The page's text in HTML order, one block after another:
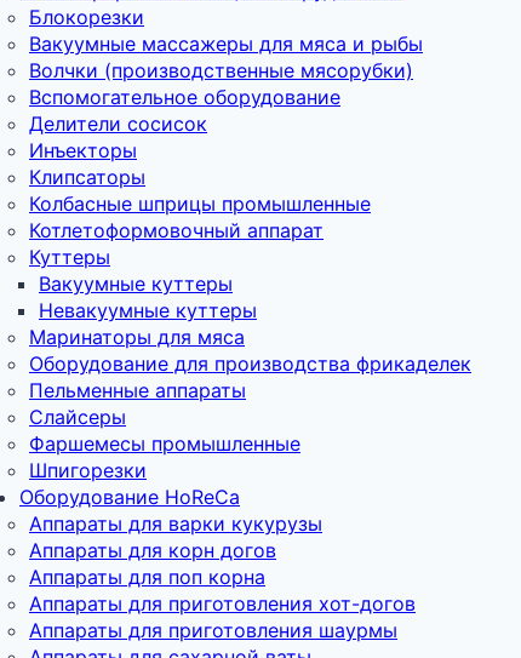
Блокорезки
Вакуумные массажеры для мяса и рыбы
Волчки (производственные мясорубки)
Вспомогательное оборудование
Делители сосисок
Инъекторы
Клипсаторы
Колбасные шприцы промышленные
Котлетоформовочный аппарат
Куттеры
Вакуумные куттеры
Невакуумные куттеры
Маринаторы для мяса
Оборудование для производства фрикаделек
Пельменные аппараты
Слайсеры
Фаршемесы промышленные
Шпигорезки
Оборудование HoReCa
Аппараты для варки кукурузы
Аппараты для корн догов
Аппараты для поп корна
Аппараты для приготовления хот-догов
Аппараты для приготовления шаурмы